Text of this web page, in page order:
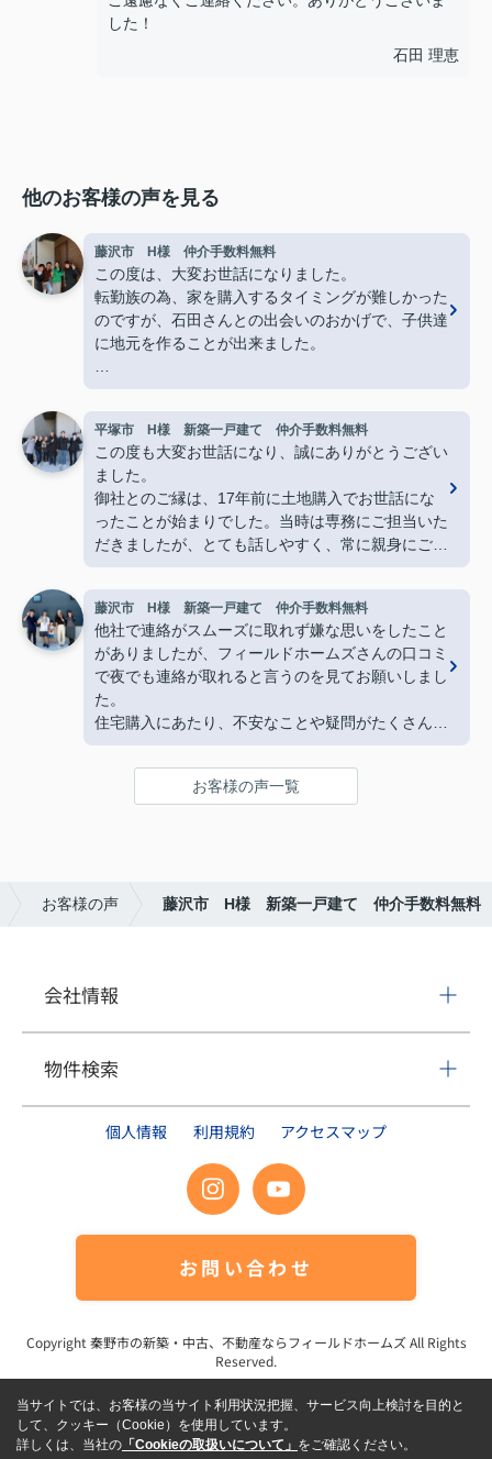
した！
石田 理恵
他のお客様の声を見る
藤沢市 H様 仲介手数料無料
この度は、大変お世話になりました。
転勤族の為、家を購入するタイミングが難しかった
のですが、石田さんとの出会いのおかげで、子供達
に地元を作ることが出来ました。
知識が全くない私達にも分かりやすく、朝から夜ま
でどんな時も丁寧に教えてくださり、本当心強い存
在です。
石田さん親子の漫才もとても面白かったですし、私
達家族も石田家の様に楽しんで行こうと思います。
これからもよろしくお願いいたします。
平塚市 H様 新築一戸建て 仲介手数料無料
この度も大変お世話になり、誠にありがとうござい
ました。
御社とのご縁は、17年前に土地購入でお世話にな
ったことが始まりでした。当時は専務にご担当いた
だきましたが、とても話しやすく、常に親身にご対
応下さったこと、そして何より素敵な笑顔が印象に
残っており、今回も迷うことなくフィールドホーム
ズ様にお願いさせていただきました。
また、社長の理恵様とは今回初めて直接お会いしま
したが、すぐに安心してお話しできるお人柄で、打
ち合わせを重ねる中で「理恵様にお任せすれば大丈
夫」と心強く感じておりました。温かくご対応いた
だき、心より感謝申し上げます。
い話が脱線してしまうこともあり失礼いたしまし
た。しかしながら、私たち家族にとってはとても楽
ていただけましたら幸いです。
この度は本当にありがとうございました。
藤沢市 H様 新築一戸建て 仲介手数料無料
他社で連絡がスムーズに取れず嫌な思いをしたこと
がありましたが、フィールドホームズさんの口コミ
で夜でも連絡が取れると言うのを見てお願いしまし
た。
住宅購入にあたり、不安なことや疑問がたくさんあ
りましたが、いつも迅速で丁寧な対応をしていただ
き安心してお取引ができました。
お客様の声一覧
お客様の声 藤沢市 H様 新築一戸建て 仲介手数料無料
会社情報
物件検索
個人情報 利用規約 アクセスマップ
お問い合わせ
Copyright 秦野市の新築・中古、不動産ならフィールドホームズAll Rights
Reserved.
当サイトでは、お客様の当サイト利用状況把握、サービス向上検討を目的と
して、クッキー（Cookie）を使用しています。
詳しくは、当社の 「Cookieの取扱いについて」 をご確認ください。